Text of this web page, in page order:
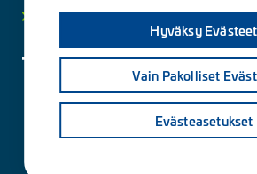
Yksityisyydensuoja ja
Hyväksy Evästeet
Vain Pakolliset
Evästeasetukset